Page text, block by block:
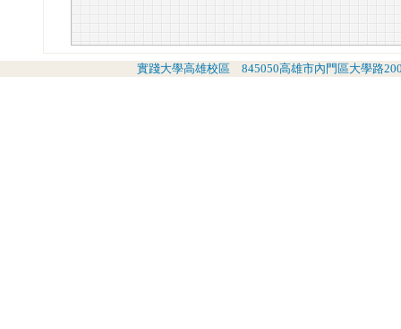
實踐大學高雄校區 845050高雄市內門區大學路